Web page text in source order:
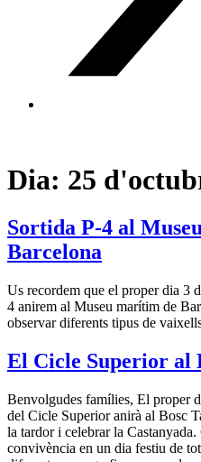
Dia: 25
Sortida P-4 al
Barcelona
Us recordem que el proper dia 3
4 anirem al Museu marítim de
observar diferents tipus de
El Cicle Superior al
Benvolgudes famílies, El proper
del Cicle Superior anirà al Bosc
la tardor i celebrar la
convivència en un dia festiu de